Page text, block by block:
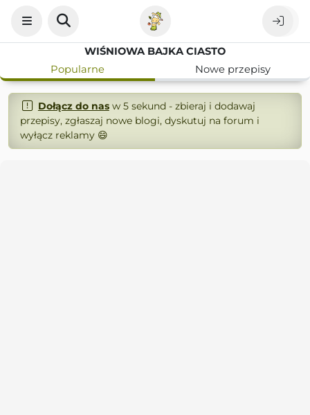
WIŚNIOWA BAJKA CIASTO
Popularne
Nowe przepisy
Dołącz do nasw 5 sekund - zbieraj i dodawaj
przepisy, zgłaszaj nowe blogi, dyskutuj na forum i
wyłącz reklamy 😄